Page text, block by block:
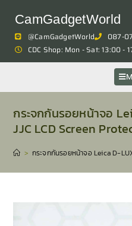
CamGadgetWorld
@CamGadgetWorld
087-
CDC Shop: Mon - Sat: 13:00 -
กระจกกันรอยหน้าจอ
JJC LCD Screen
> กระจกกันรอยหน้าจอ Leica D-